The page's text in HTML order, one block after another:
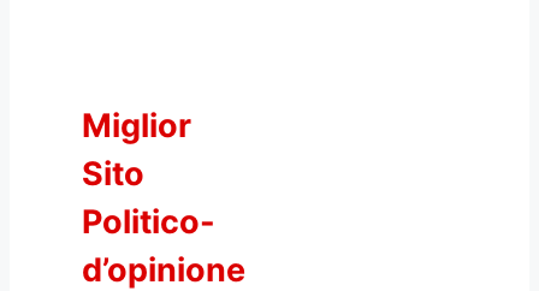
Miglior
Sito
Politico-
d’opinione